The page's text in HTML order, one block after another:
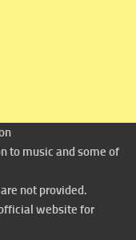
to music and some of
not provided.
website for